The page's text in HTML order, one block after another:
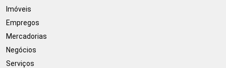
Imóveis
Empregos
Mercadorias
Negócios
Serviços